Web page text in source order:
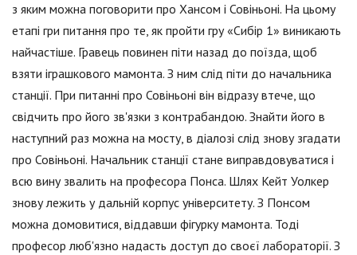
з яким можна поговорити про Хансом і Совіньоні. На цьому
етапі гри питання про те, як пройти гру «Сибір 1» виникають
найчастіше. Гравець повинен піти назад до поїзда, щоб
взяти іграшкового мамонта. З ним слід піти до начальника
станції. При питанні про Совіньоні він відразу втече, що
свідчить про його зв'язки з контрабандою. Знайти його в
наступний раз можна на мосту, в діалозі слід знову згадати
про Совіньоні. Начальник станції стане виправдовуватися і
всю вину звалить на професора Понса. Шлях Кейт Уолкер
знову лежить у дальній корпус університету. З Понсом
можна домовитися, віддавши фігурку мамонта. Тоді
професор люб'язно надасть доступ до своєї лабораторії. З